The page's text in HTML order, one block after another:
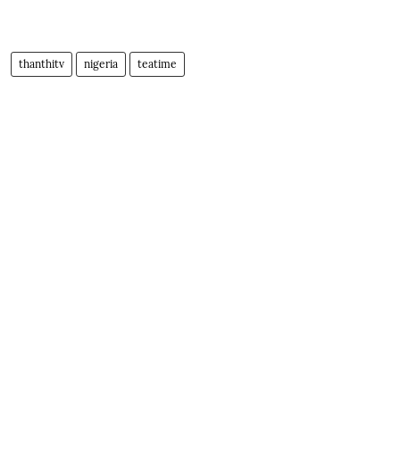
thanthitv nigeria teatime